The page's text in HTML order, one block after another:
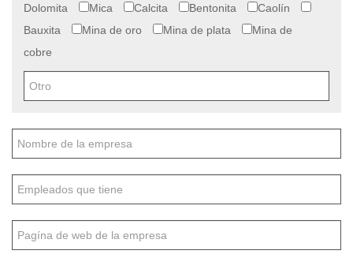
Dolomita
Mica Calcita Bentonita
Caolín
Bauxita
Mina de oro Mina de plata
Mina de
cobre